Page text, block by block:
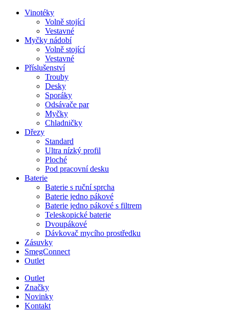
Vinotéky
Volně stojící
Vestavné
Myčky nádobí
Volně stojící
Vestavné
Příslušenství
Trouby
Desky
Sporáky
Odsávače par
Myčky
Chladničky
Dřezy
Standard
Ultra nízký profil
Ploché
Pod pracovní desku
Baterie
Baterie s ruční sprcha
Baterie jedno pákové
Baterie jedno pákové s filtrem
Teleskopické baterie
Dvoupákové
Dávkovač mycího prostředku
Zásuvky
SmegConnect
Outlet
Outlet
Značky
Novinky
Kontakt